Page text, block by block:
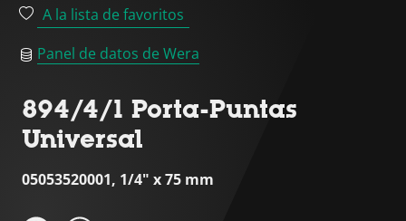
A la lista de favoritos
Panel de datos de Wera
894/4/1 Porta-Puntas
Universal
05053520001, 1/4" x 75 mm